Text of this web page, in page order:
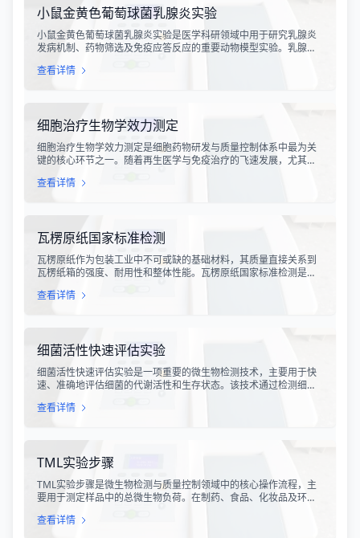
小鼠金黄色葡萄球菌乳腺炎实验
小鼠金黄色葡萄球菌乳腺炎实验是医学科研领域中用于研究乳腺炎
发病机制、药物筛选及免疫应答反应的重要动物模型实验。乳腺炎
和畜牧业经济均构成显著影响。金黄色葡萄球菌作为引发乳腺炎的
查看详情
细胞治疗生物学效力测定
细胞治疗生物学效力测定是细胞药物研发与质量控制体系中最为关
键的核心环节之一。随着再生医学与免疫治疗的飞速发展，尤其是
确地评估这些“活细胞药物”的临床治疗潜力，成为了监管部门与制药
查看详情
瓦楞原纸国家标准检测
瓦楞原纸作为包装工业中不可或缺的基础材料，其质量直接关系到
瓦楞纸箱的强度、耐用性和整体性能。瓦楞原纸国家标准检测是依
对瓦楞原纸的各项物理性能指标进行系统化测试和评价的过程。该
查看详情
细菌活性快速评估实验
细菌活性快速评估实验是一项重要的微生物检测技术，主要用于快
速、准确地评估细菌的代谢活性和生存状态。该技术通过检测细菌
细菌活性的定量数据，为环境监测、食品安全、医药研发和工业生
查看详情
TML实验步骤
TML实验步骤是微生物检测与质量控制领域中的核心操作流程，主
要用于测定样品中的总微生物负荷。在制药、食品、化妆品及环境
量、安全性以及生产过程控制水平的关键指标。通过对样品中需氧
查看详情